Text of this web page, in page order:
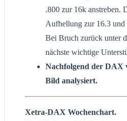
.800 zur 16k anstreben.
Aufhellung zur 16.3 und
Bei Bruch zurück unter
nächste wichtige
Nachfolgend der DAX
Bild analysiert.
Xetra-DAX Wochenchart.